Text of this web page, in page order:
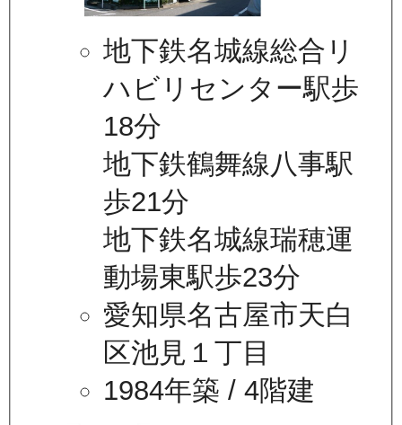
地下鉄名城線総合リ
ハビリセンター駅歩
18分
地下鉄鶴舞線八事駅
歩21分
地下鉄名城線瑞穂運
動場東駅歩23分
愛知県名古屋市天白
区池見１丁目
1984年築 / 4階建